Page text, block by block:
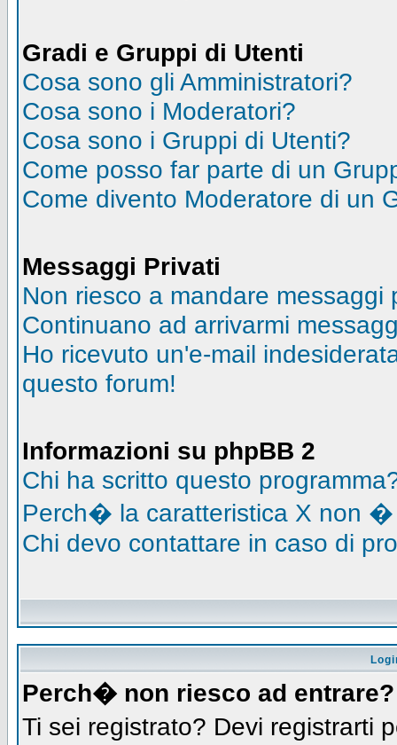
Gradi e Gruppi di Utenti
Cosa sono gli Amministratori?
Cosa sono i Moderatori?
Cosa sono i Gruppi di Utenti?
Come posso far parte di un
Come divento Moderatore di un
Messaggi Privati
Non riesco a mandare messaggi
Continuano ad arrivarmi
Ho ricevuto un'e-mail
questo forum!
Informazioni su phpBB 2
Chi ha scritto questo
Perch� la caratteristica X non �
Chi devo contattare in caso di
Perch� non riesco ad entrare?
Ti sei registrato? Devi registrarti